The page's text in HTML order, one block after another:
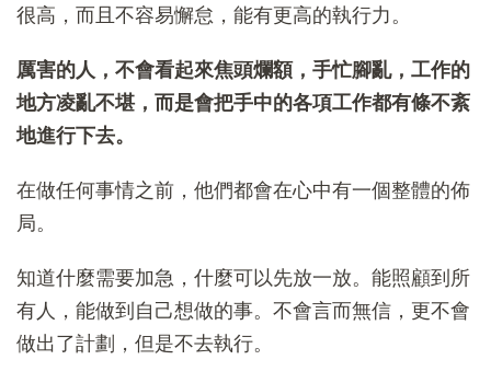
很高，而且不容易懈怠，能有更高的執行力。
厲害的人，不會看起來焦頭爛額，手忙腳亂，工作的
地方凌亂不堪，而是會把手中的各項工作都有條不紊
地進行下去。
在做任何事情之前，他們都會在心中有一個整體的佈
局。
知道什麼需要加急，什麼可以先放一放。能照顧到所
有人，能做到自己想做的事。不會言而無信，更不會
做出了計劃，但是不去執行。